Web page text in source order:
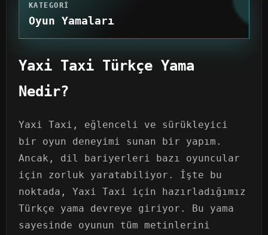
KATEGORI
Oyun Yamaları
Yaxi Taxi Türkçe Yama
Nedir?
Yaxi Taxi, eğlenceli ve sürükleyici
bir oyun deneyimi sunan bir yapım.
Ancak, dil bariyerleri bazı oyuncular
için zorluk yaratabiliyor. İşte bu
noktada, Yaxi Taxi için hazırladığımız
Türkçe yama devreye giriyor. Bu yama
sayesinde oyunun tüm metinlerini